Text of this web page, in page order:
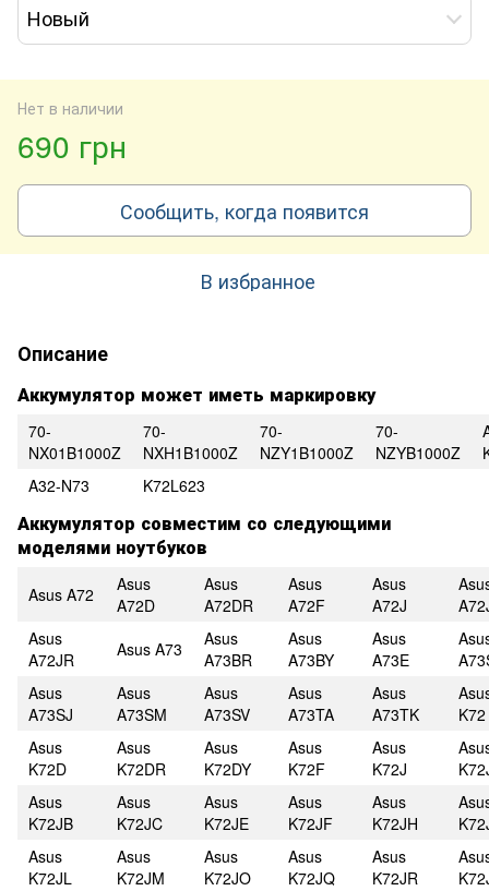
Новый
Нет в наличии
690 грн
Сообщить, когда появится
В избранное
Описание
Аккумулятор может иметь маркировку
70-
NX01B1000Z
70-
NXH1B1000Z
70-
NZY1B1000Z
70-
NZYB1000Z
A32-N73
K72L623
Аккумулятор совместим со следующими
моделями ноутбуков
Asus A72
Asus
A72D
Asus
A72DR
Asus
A72F
Asus
A72J
Asus
A72JR
Asus A73
Asus
A73BR
Asus
A73BY
Asus
A73E
Asus
A73SJ
Asus
A73SM
Asus
A73SV
Asus
A73TA
Asus
A73TK
K72
Asus
K72D
Asus
K72DR
Asus
K72DY
Asus
K72F
Asus
K72J
Asus
K72JB
Asus
K72JC
Asus
K72JE
Asus
K72JF
Asus
K72JH
Asus
K72JL
Asus
K72JM
Asus
K72JO
Asus
K72JQ
Asus
K72JR